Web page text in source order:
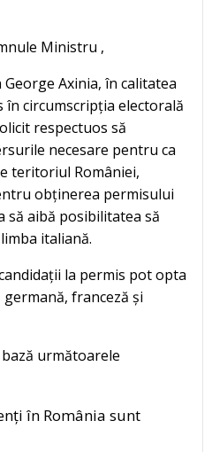
Ministru ,
Axinia, în calitatea
în circumscripția electorală
respectuos să
necesare pentru ca
teritoriul României,
obținerea permisului
să aibă posibilitatea să
italiană.
la permis pot opta
franceză și
următoarele
în România sunt